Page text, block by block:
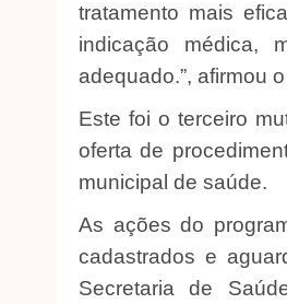
tratamento mais
indicação médica,
adequado.”, afirmou
Este foi o terceiro
oferta de
municipal de saúde.
As ações do
cadastrados e
Secretaria de